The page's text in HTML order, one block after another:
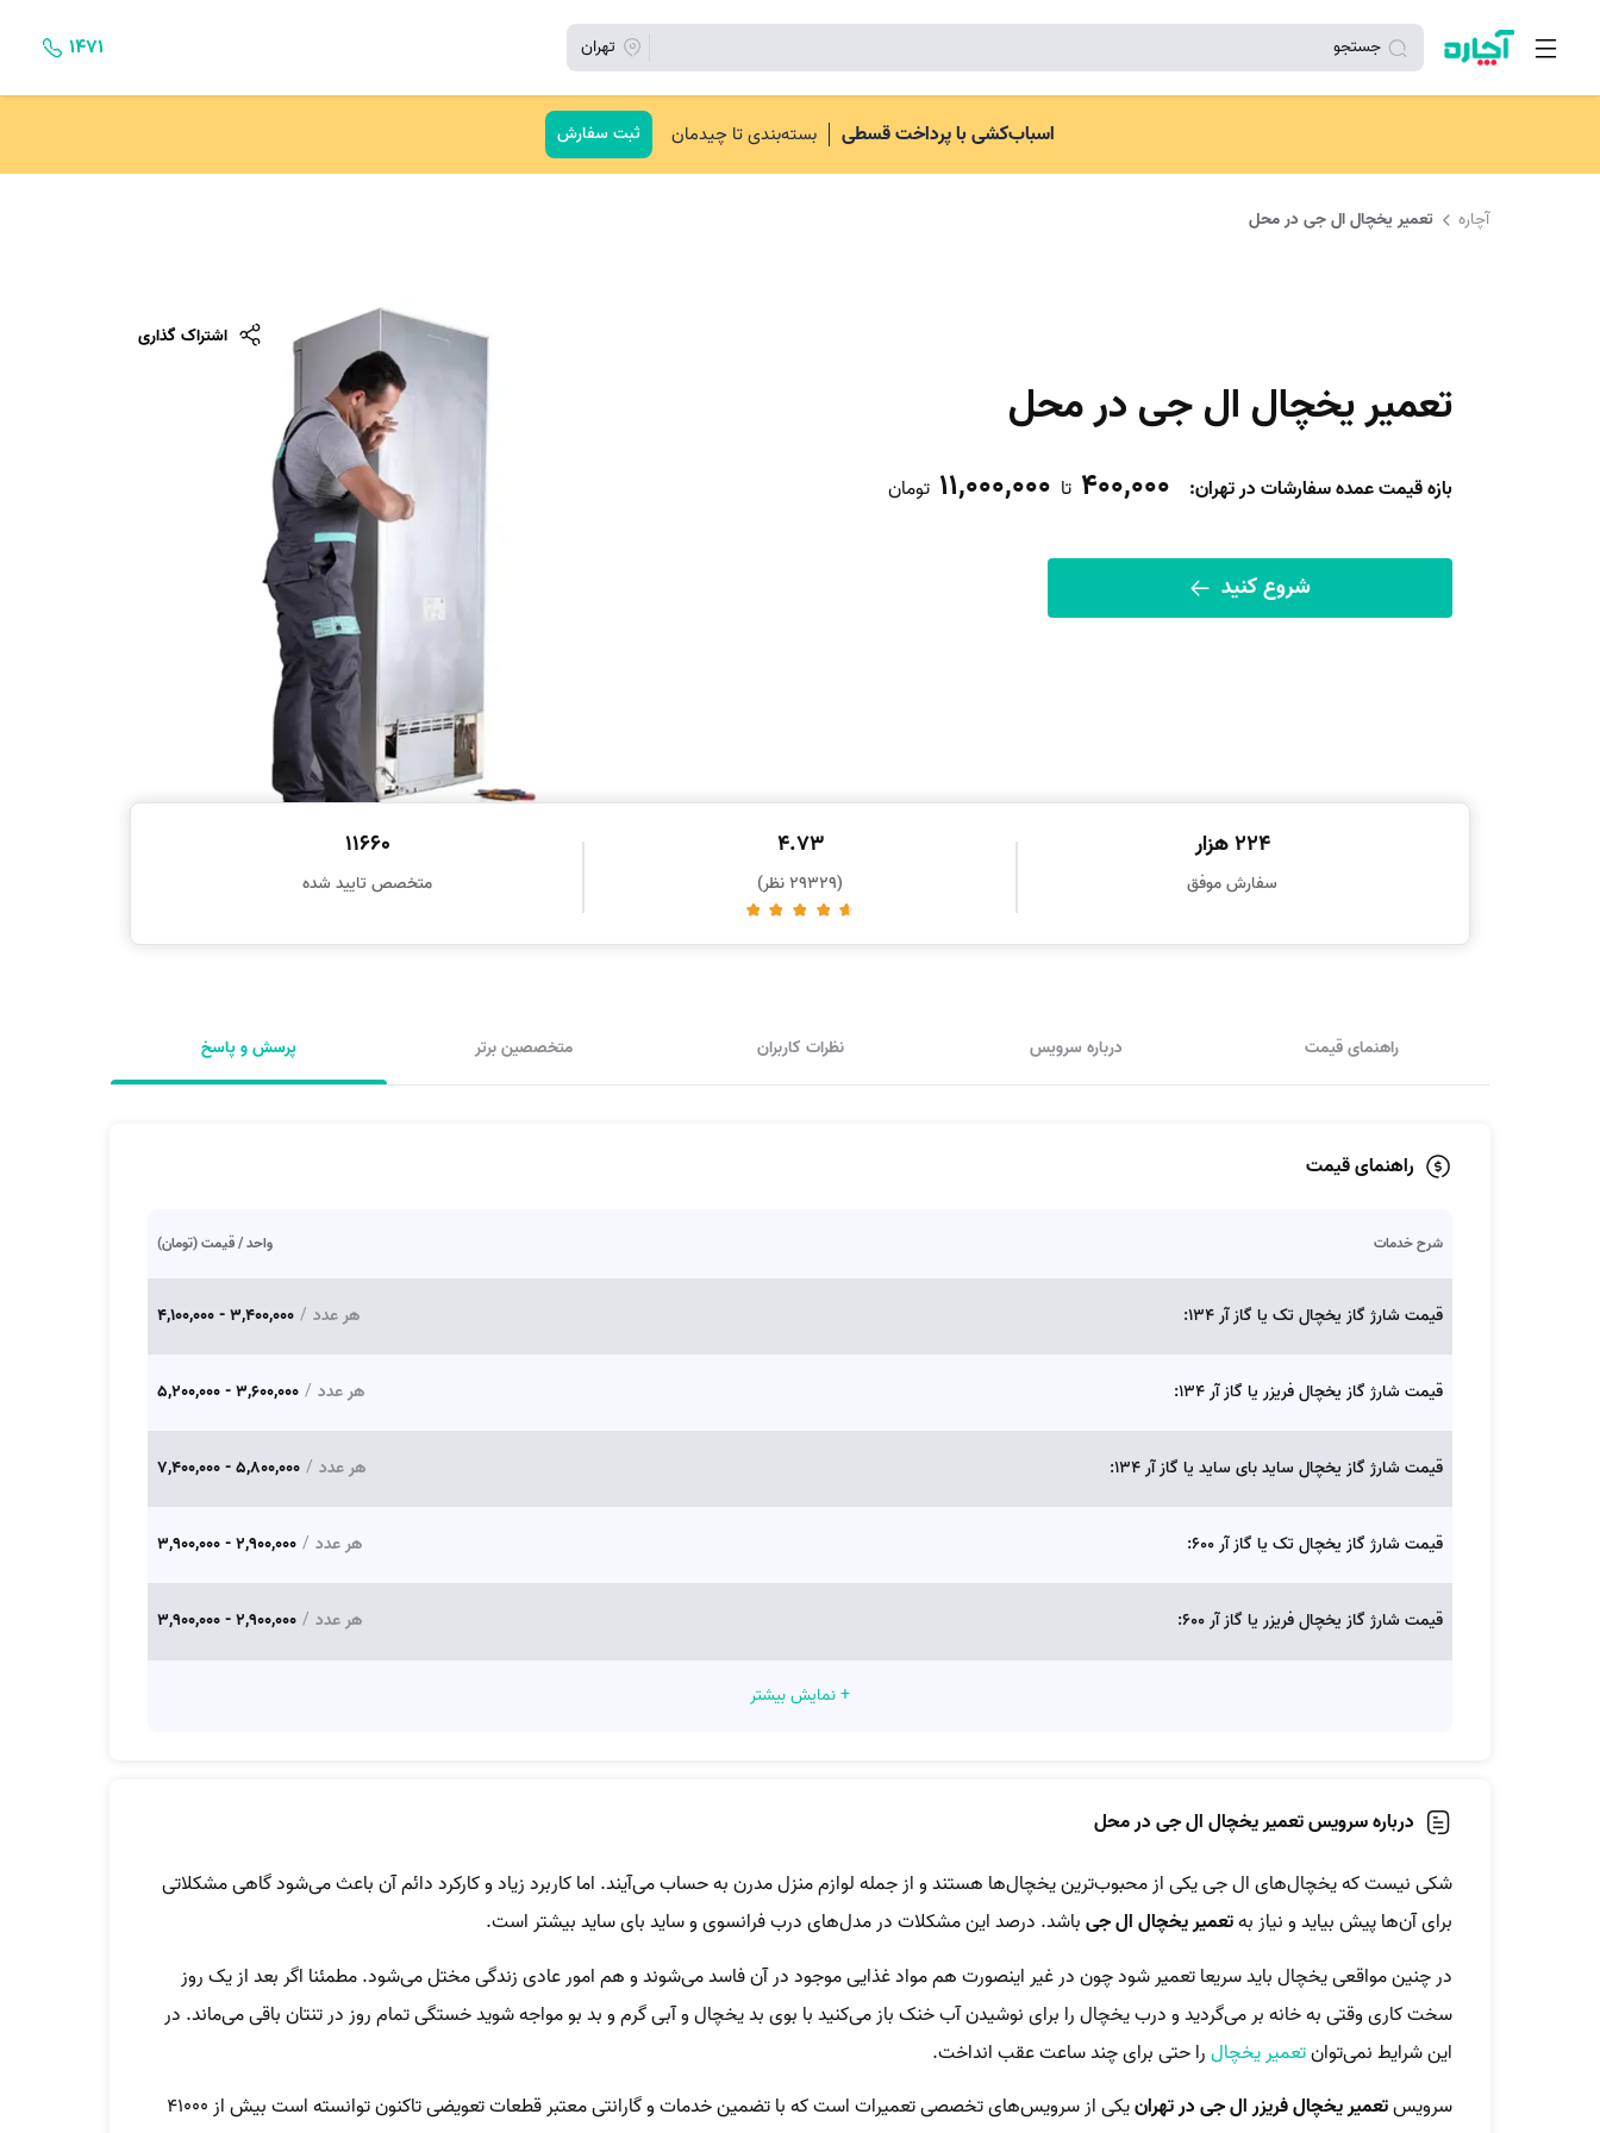
جستجو تهران ۱۴۷۱
اسباب‌کشی با پرداخت قسطی بسته‌بندی تا چیدمان ثبت سفارش
آچاره تعمیر یخچال ال جی در محل
اشتراک گذاری
تعمیر یخچال ال جی در محل
بازه قیمت عمده سفارشات در تهران: 400,000 تا 11,000,000 تومان
شروع کنید
224 هزار
سفارش موفق
4.73
(29329 نظر)
11660
متخصص تایید شده
راهنمای قیمت درباره سرویس نظرات کاربران متخصصین برتر پرسش و پاسخ
راهنمای قیمت
شرح خدمات واحد / قیمت (تومان)
قیمت شارژ گاز یخچال تک یا گاز آر 134: هر عدد /
3,400,000 - 4,100,000
قیمت شارژ گاز یخچال فریزر یا گاز آر 134: هر عدد /
3,600,000 - 5,200,000
قیمت شارژ گاز یخچال ساید بای ساید یا گاز آر 134: هر عدد /
5,800,000 - 7,400,000
قیمت شارژ گاز یخچال تک یا گاز آر 600: هر عدد /
2,900,000 - 3,900,000
قیمت شارژ گاز یخچال فریزر یا گاز آر 600: هر عدد /
2,900,000 - 3,900,000
+ نمایش بیشتر
درباره سرویس تعمیر یخچال ال جی در محل
شکی نیست که یخچال‌های ال جی یکی از محبوب‌ترین یخچال‌ها هستند و از جمله لوازم منزل مدرن به حساب می‌آیند. اما کاربرد زیاد و کارکرد دائم آن باعث می‌شود گاهی مشکلاتی
برای آن‌ها پیش بیاید و نیاز بهتعمیر یخچال ال جیباشد. درصد این مشکلات در مدل‌های درب فرانسوی و ساید بای ساید بیشتر است.
در چنین مواقعی یخچال باید سریعا تعمیر شود چون در غیر اینصورت هم مواد غذایی موجود در آن فاسد می‌شوند و هم امور عادی زندگی مختل می‌شود. مطمئنا اگر بعد از یک روز
سخت کاری وقتی به خانه بر می‌گردید و درب یخچال را برای نوشیدن آب خنک باز می‌کنید با بوی بد یخچال و آبی گرم و بد بو مواجه شوید خستگی تمام روز در تنتان باقی می‌ماند. در
این شرایط نمی‌توانتعمیر یخچالرا حتی برای چند ساعت عقب انداخت.
سرویستعمیر یخچال فریزر ال جی در تهران
یکی از سرویس‌های تخصصی تعمیرات است که با تضمین خدمات و گارانتی معتبر قطعات تعویضی تاکنون توانسته است بیش از 41000